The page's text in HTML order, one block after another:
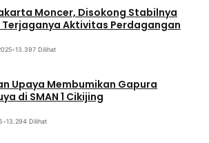
Moncer, Disokong Stabilnya
Aktivitas Perdagangan
•13.397 Dilihat
Upaya Membumikan Gapura
di SMAN 1 Cikijing
•13.294 Dilihat